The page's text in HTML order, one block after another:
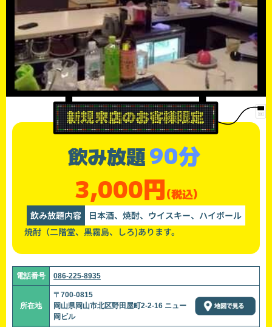
飲み放題90分
3,000円(税込)
飲み放題内容
日本酒、焼酎、ウイスキー、ハイボール
焼酎（二階堂、黒霧島、しろ)あります。
電話番号 086-225-8935
所在地
〒700-0815
岡山県岡山市北区野田屋町2-2-16 ニュー
岡ビル